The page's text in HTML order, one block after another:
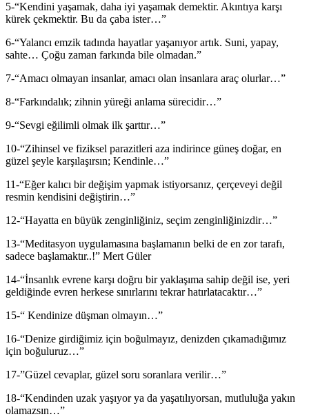
5-“Kendini yaşamak, daha iyi yaşamak demektir. Akıntıya karşı
kürek çekmektir. Bu da çaba ister…”
6-“Yalancı emzik tadında hayatlar yaşanıyor artık. Suni, yapay,
sahte… Çoğu zaman farkında bile olmadan.”
7-“Amacı olmayan insanlar, amacı olan insanlara araç olurlar…”
8-“Farkındalık; zihnin yüreği anlama sürecidir…”
9-“Sevgi eğilimli olmak ilk şarttır…”
10-“Zihinsel ve fiziksel parazitleri aza indirince güneş doğar, en
güzel şeyle karşılaşırsın; Kendinle…”
11-“Eğer kalıcı bir değişim yapmak istiyorsanız, çerçeveyi değil
resmin kendisini değiştirin…”
12-“Hayatta en büyük zenginliğiniz, seçim zenginliğinizdir…”
13-“Meditasyon uygulamasına başlamanın belki de en zor tarafı,
sadece başlamaktır..!” Mert Güler
14-“İnsanlık evrene karşı doğru bir yaklaşıma sahip değil ise, yeri
geldiğinde evren herkese sınırlarını tekrar hatırlatacaktır…”
15-“ Kendinize düşman olmayın…”
16-“‎Denize girdiğimiz için boğulmayız, denizden çıkamadığımız
için boğuluruz…”
17-‎”Güzel cevaplar, güzel soru soranlara verilir…”
18-“Kendinden uzak yaşıyor ya da yaşatılıyorsan, mutluluğa yakın
olamazsın…”